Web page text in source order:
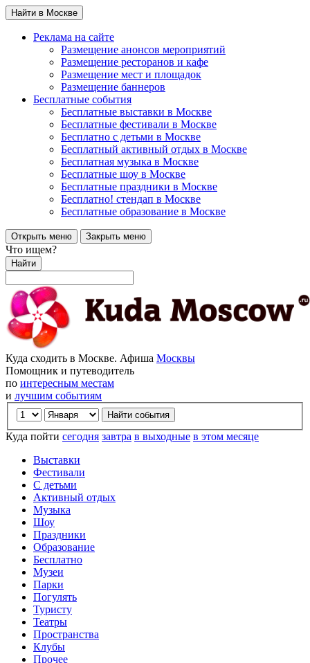
Найти в Москве
Реклама на сайте
Размещение анонсов мероприятий
Размещение ресторанов и кафе
Размещение мест и площадок
Размещение баннеров
Бесплатные события
Бесплатные выставки в Москве
Бесплатные фестивали в Москве
Бесплатно с детьми в Москве
Бесплатный активный отдых в Москве
Бесплатная музыка в Москве
Бесплатные шоу в Москве
Бесплатные праздники в Москве
Бесплатно! стендап в Москве
Бесплатные образование в Москве
Открыть меню Закрыть меню
Что ищем?
Найти
Куда сходить в Москве. Афиша Москвы
Помощник и путеводитель
по интересным местам
и лучшим событиям
Куда пойти сегодня завтра в выходные в этом месяце
Выставки
Фестивали
С детьми
Активный отдых
Музыка
Шоу
Праздники
Образование
Бесплатно
Музеи
Парки
Погулять
Туристу
Театры
Пространства
Клубы
Прочее